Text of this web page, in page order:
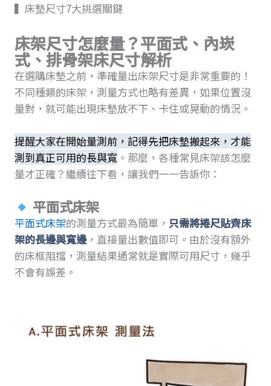
▍床墊尺寸7大挑選關鍵
床架尺寸怎麼量？平面式、內崁
式、排骨架床尺寸解析
在選購床墊之前，準確量出床架尺寸是非常重要的！
不同種類的床架，測量方式也略有差異，如果位置沒
量對，就可能出現床墊放不下、卡住或晃動的情況。
提醒大家在開始量測前，記得先把床墊搬起來，才能
測到真正可用的長與寬 。那麼，各種常見床架該怎麼
量才正確？繼續往下看，讓我們一一告訴你：
平面式床架
平面式床架的測量方式最為簡單， 只需將捲尺貼齊床
架的長邊與寬邊，直接量出數值即可。由於沒有額外
的床框阻擋，測量結果通常就是實際可用尺寸，幾乎
不會有誤差。